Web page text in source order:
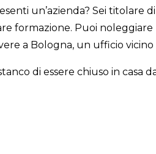
un’azienda? Sei
formazione. Puoi
a Bologna, un ufficio
di essere chiuso in